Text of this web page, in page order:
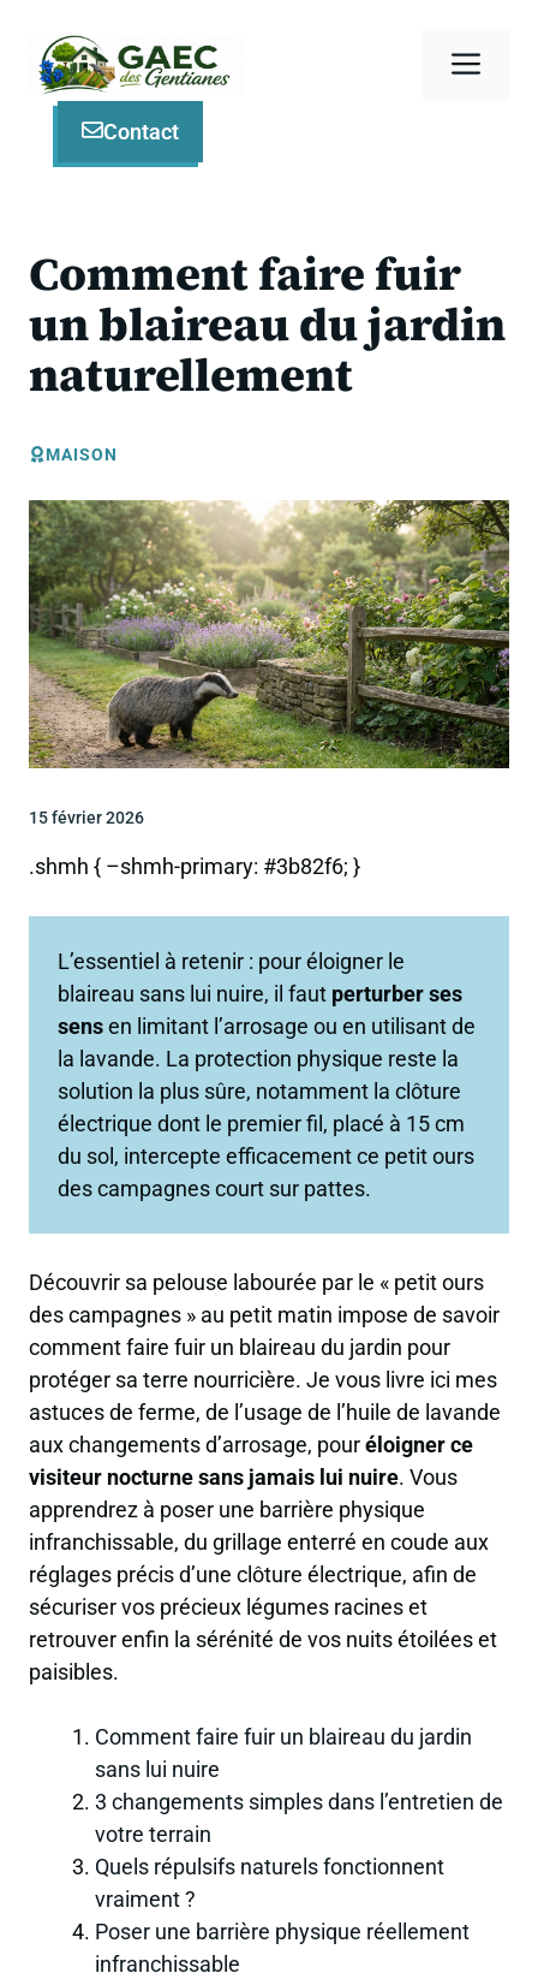
contenu
Contact
Comment faire fuir
un blaireau du jardin
naturellement
MAISON
15 février 2026
.shmh { –shmh-primary: #3b82f6; }
L’essentiel à retenir : pour éloigner le
blaireau sans lui nuire, il faut perturber ses
sensen limitant l’arrosage ou en utilisant de
la lavande. La protection physique reste la
solution la plus sûre, notamment la clôture
électrique dont le premier fil, placé à 15 cm
du sol, intercepte efficacement ce petit ours
des campagnes court sur pattes.
Découvrir sa pelouse labourée par le « petit ours
des campagnes » au petit matin impose de savoir
comment faire fuir un blaireau du jardin pour
protéger sa terre nourricière. Je vous livre ici mes
astuces de ferme, de l’usage de l’huile de lavande
aux changements d’arrosage, pouréloigner ce
visiteur nocturne sans jamais lui nuire. Vous
apprendrez à poser une barrière physique
infranchissable, du grillage enterré en coude aux
réglages précis d’une clôture électrique, afin de
sécuriser vos précieux légumes racines et
retrouver enfin la sérénité de vos nuits étoilées et
paisibles.
Comment faire fuir un blaireau du jardin
sans lui nuire
3 changements simples dans l’entretien de
votre terrain
Quels répulsifs naturels fonctionnent
vraiment ?
Poser une barrière physique réellement
infranchissable